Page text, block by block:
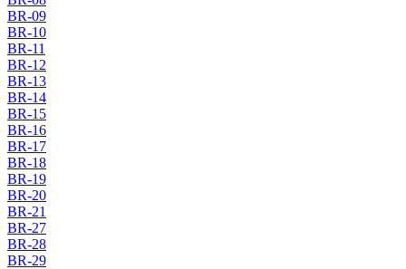
BR-09
BR-10
BR-11
BR-12
BR-13
BR-14
BR-15
BR-16
BR-17
BR-18
BR-19
BR-20
BR-21
BR-27
BR-28
BR-29